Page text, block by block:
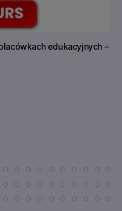
edukacyjnych –